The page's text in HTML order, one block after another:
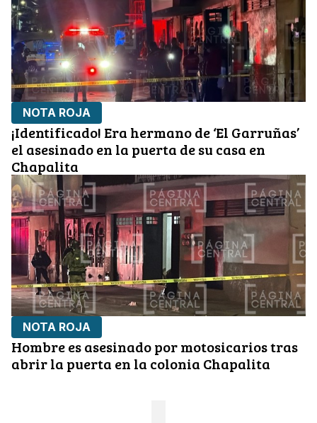
NOTA ROJA
¡Identificado! Era hermano de ‘El Garruñas’
el asesinado en la puerta de su casa en
Chapalita
NOTA ROJA
Hombre es asesinado por motosicarios tras
abrir la puerta en la colonia Chapalita